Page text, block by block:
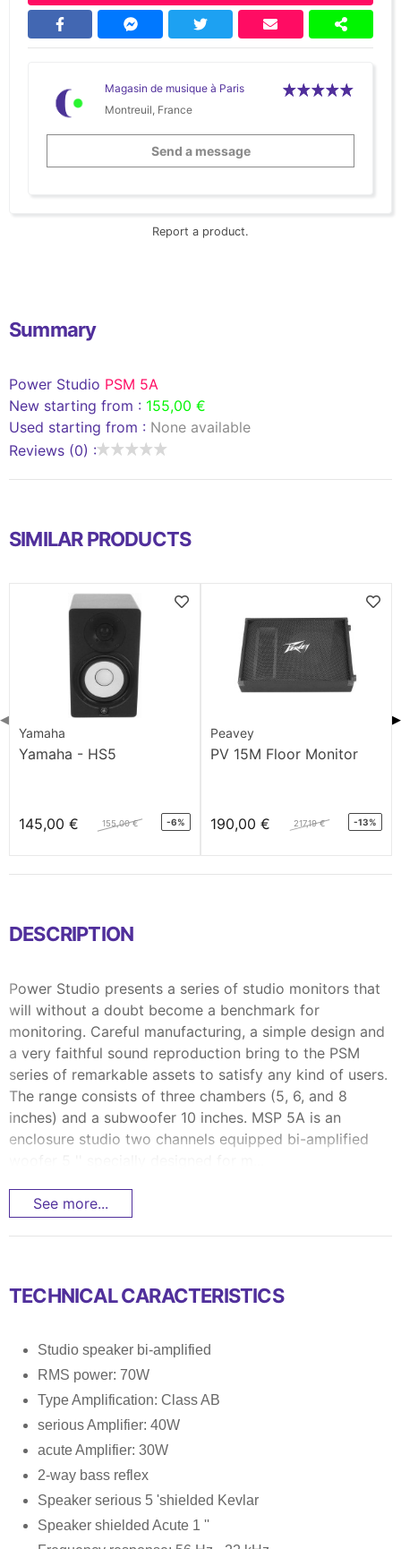
Magasin de musique à Paris
Montreuil, France
Send a message
Report a product.
Summary
Power Studio PSM 5A
New starting from : 155,00 €
Used starting from : None available
Reviews (0) :
SIMILAR PRODUCTS
Yamaha
Yamaha - HS5
145,00 € 155,00 € -6%
Peavey
PV 15M Floor Monitor
190,00 € 217,19 € -13%
◀ ▶
DESCRIPTION
Power Studio presents a series of studio monitors that
will without a doubt become a benchmark for
monitoring. Careful manufacturing, a simple design and
a very faithful sound reproduction bring to the PSM
series of remarkable assets to satisfy any kind of users.
The range consists of three chambers (5, 6, and 8
inches) and a subwoofer 10 inches. MSP 5A is an
enclosure studio two channels equipped bi-amplified
See more...
TECHNICAL CARACTERISTICS
Studio speaker bi-amplified
RMS power: 70W
Type Amplification: Class AB
serious Amplifier: 40W
acute Amplifier: 30W
2-way bass reflex
Speaker serious 5 'shielded Kevlar
Speaker shielded Acute 1 ''